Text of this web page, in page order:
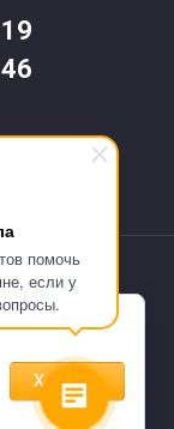
помочь
если у
Хорошо